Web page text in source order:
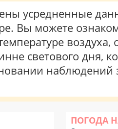
усредненные
Вы можете
воздуха,
светового дня,
наблюдений
ПОГОДА